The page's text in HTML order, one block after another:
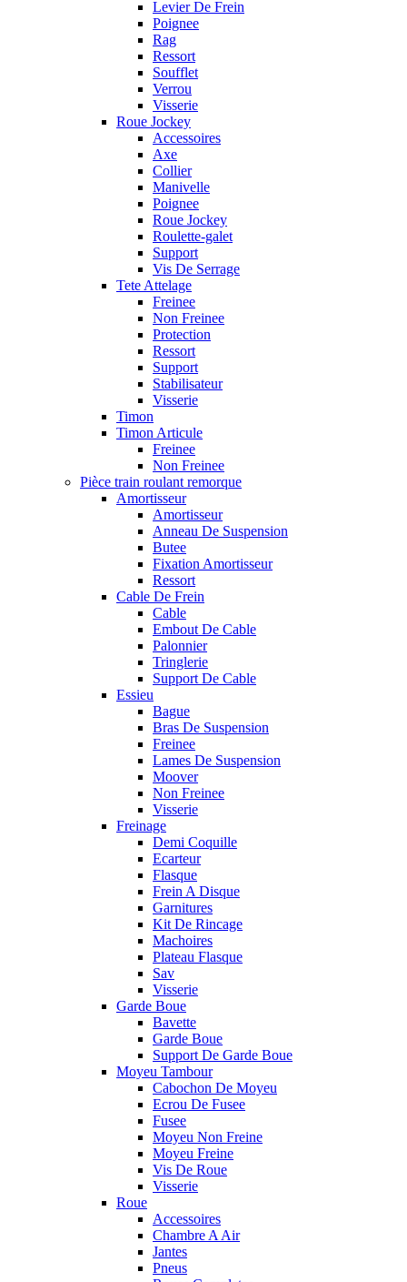
Levier De Frein
Poignee
Rag
Ressort
Soufflet
Verrou
Visserie
Roue Jockey
Accessoires
Axe
Collier
Manivelle
Poignee
Roue Jockey
Roulette-galet
Support
Vis De Serrage
Tete Attelage
Freinee
Non Freinee
Protection
Ressort
Support
Stabilisateur
Visserie
Timon
Timon Articule
Freinee
Non Freinee
Pièce train roulant remorque
Amortisseur
Amortisseur
Anneau De Suspension
Butee
Fixation Amortisseur
Ressort
Cable De Frein
Cable
Embout De Cable
Palonnier
Tringlerie
Support De Cable
Essieu
Bague
Bras De Suspension
Freinee
Lames De Suspension
Moover
Non Freinee
Visserie
Freinage
Demi Coquille
Ecarteur
Flasque
Frein A Disque
Garnitures
Kit De Rincage
Machoires
Plateau Flasque
Sav
Visserie
Garde Boue
Bavette
Garde Boue
Support De Garde Boue
Moyeu Tambour
Cabochon De Moyeu
Ecrou De Fusee
Fusee
Moyeu Non Freine
Moyeu Freine
Vis De Roue
Visserie
Roue
Accessoires
Chambre A Air
Jantes
Pneus